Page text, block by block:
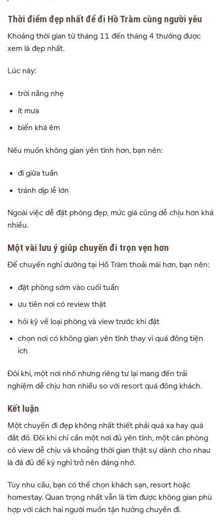
Thời điểm đẹp nhất để đi Hồ Tràm cùng người yêu
Khoảng thời gian từ tháng 11 đến tháng 4 thường được
xem là đẹp nhất.
Lúc này:
trời nắng nhẹ
ít mưa
biển khá êm
Nếu muốn không gian yên tĩnh hơn, bạn nên:
đi giữa tuần
tránh dịp lễ lớn
Ngoài việc dễ đặt phòng đẹp, mức giá cũng dễ chịu hơn khá
nhiều.
Một vài lưu ý giúp chuyến đi trọn vẹn hơn
Để chuyến nghỉ dưỡng tại Hồ Tràm thoải mái hơn, bạn nên:
đặt phòng sớm vào cuối tuần
ưu tiên nơi có review thật
hỏi kỹ về loại phòng và view trước khi đặt
chọn nơi có không gian yên tĩnh thay vì quá đông tiện
ích
Đôi khi, một nơi nhỏ nhưng riêng tư lại mang đến trải
nghiệm dễ chịu hơn nhiều so với resort quá đông khách.
Kết luận
Một chuyến đi đẹp không nhất thiết phải quá xa hay quá
đắt đỏ. Đôi khi chỉ cần một nơi đủ yên tĩnh, một căn phòng
có view dễ chịu và khoảng thời gian thật sự dành cho nhau
là đã đủ để kỳ nghỉ trở nên đáng nhớ.
Tùy nhu cầu, bạn có thể chọn khách sạn, resort hoặc
homestay. Quan trọng nhất vẫn là tìm được không gian phù
hợp với cách hai người muốn tận hưởng chuyến đi.